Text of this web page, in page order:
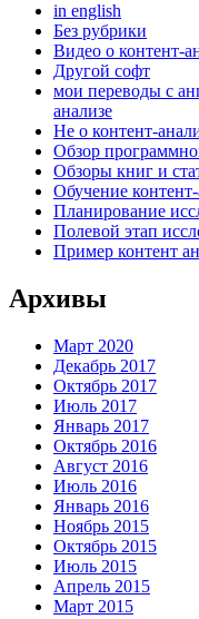
in english
Без рубрики
Видео о контент-
Другой софт
мои переводы с
анализе
Не о контент-
Обзор
Обзоры книг и
Обучение
Планирование
Полевой этап
Пример контент
Архивы
Март 2020
Декабрь 2017
Октябрь 2017
Июль 2017
Январь 2017
Октябрь 2016
Август 2016
Июль 2016
Январь 2016
Ноябрь 2015
Октябрь 2015
Июль 2015
Апрель 2015
Март 2015